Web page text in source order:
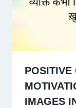
POSITIVE
IMAGES